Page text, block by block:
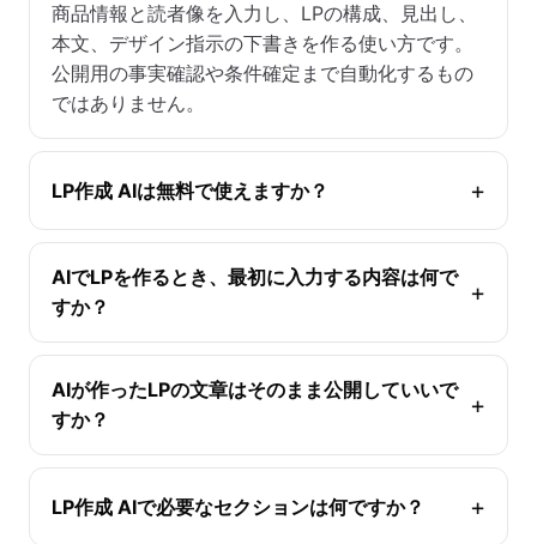
商品情報と読者像を入力し、LPの構成、見出し、
本文、デザイン指示の下書きを作る使い方です。
公開用の事実確認や条件確定まで自動化するもの
ではありません。
LP作成 AIは無料で使えますか？
AIでLPを作るとき、最初に入力する内容は何で
すか？
AIが作ったLPの文章はそのまま公開していいで
すか？
LP作成 AIで必要なセクションは何ですか？